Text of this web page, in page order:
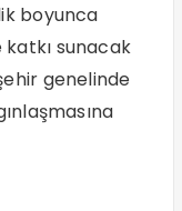
boyunca
sunacak
genelinde